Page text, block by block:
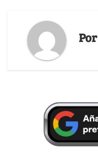
Por